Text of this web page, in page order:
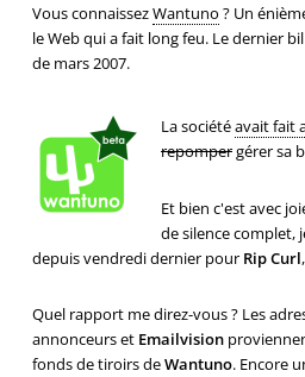
Vous connaissezWantuno ? Un
le Web qui a fait long feu. Le dernier
de mars 2007.
La sociétéavait fait
repompergérer sa
Et bien c'est avec
de silence complet,
depuis vendredi dernier pour Rip Curl,
Quel rapport me direz-vous ? Les
annonceurs et Emailvision
fonds de tiroirs deWantuno. Encore